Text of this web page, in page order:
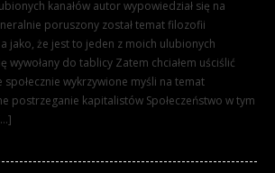
kanałów autor wypowiedział się na
poruszony został temat filozofii
jako, że jest to jeden z moich ulubionych
wywołany do tablicy Zatem chciałem uściślić
wykrzywione myśli na temat
postrzeganie kapitalistów Społeczeństwo w tym